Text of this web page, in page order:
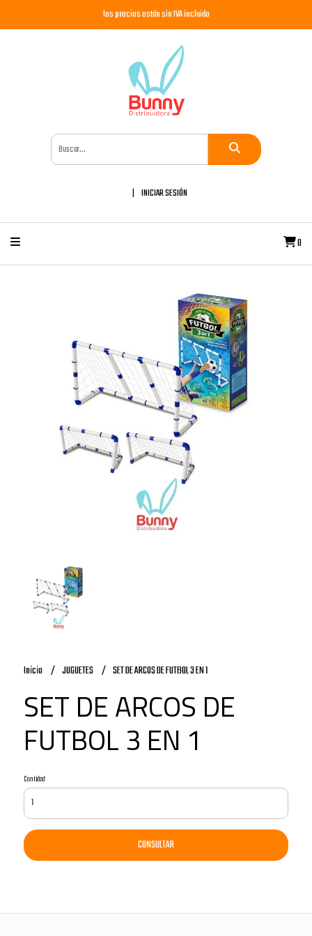
los precios están sin IVA incluido
INICIAR SESIÓN
0
Inicio JUGUETES SET DE ARCOS DE FUTBOL 3 EN 1
SET DE ARCOS DE
FUTBOL 3 EN 1
Cantidad
CONSULTAR